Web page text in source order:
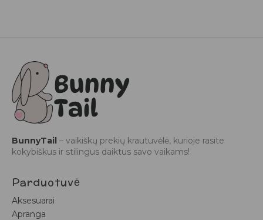
BunnyTail – vaikiškų prekių krautuvėlė, kurioje rasite
kokybiškus ir stilingus daiktus savo vaikams!
Parduotuvė
Aksesuarai
Apranga